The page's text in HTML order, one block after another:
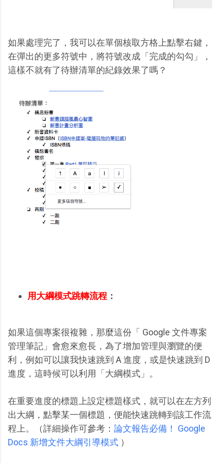
如果處理完了，我可以在單個核取方格上點擊右鍵，
在彈出的更多符號中，將符號改成「完成的勾勾」，
這樣不就有了待辦清單的紀錄效果了嗎？
用大綱模式跳轉流程 ：
如果這個專案很複雜，那麼這份「 Google 文件專案
管理筆記」會愈來愈長，為了增加管理與瀏覽的便
利，例如可以讓我快速跳到 A 進度，或是快速跳到 D
進度，這時候可以利用「大綱模式」。
在重要進度的標題上設定標題樣式，就可以在左方列
出大綱，點擊某一個標題，便能快速跳轉到該工作流
程上。（詳細操作可參考： 論文報告必備！ Google
Docs 新增文件大綱引導模式 ）